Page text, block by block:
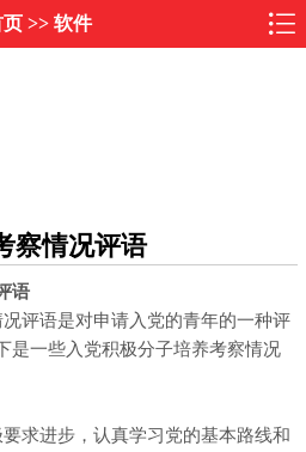
页>> 软件
察情况评语
语
评语是对申请入党的青年的一种评
是一些入党积极分子培养考察情况
求进步，认真学习党的基本路线和